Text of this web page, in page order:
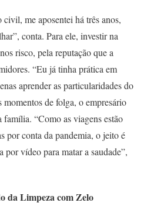
me aposentei há três anos,
conta. Para ele, investir na
risco, pela reputação que a
“Eu já tinha prática em
aprender as particularidades do
de folga, o empresário
“Como as viagens estão
por conta da pandemia, o jeito é
por vídeo para matar a saudade”,
da Limpeza com Zelo